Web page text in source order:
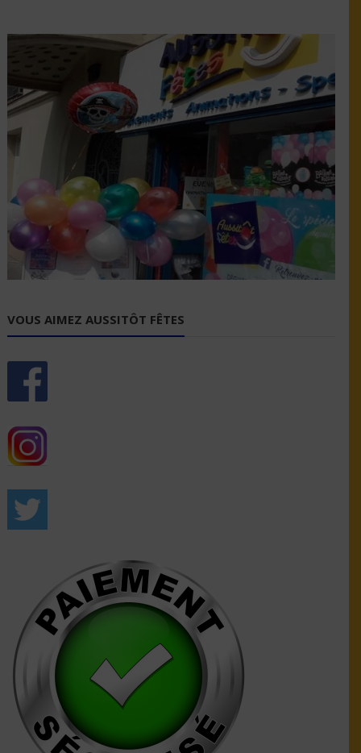
VOUS AIMEZ AUSSITÔT FÊTES